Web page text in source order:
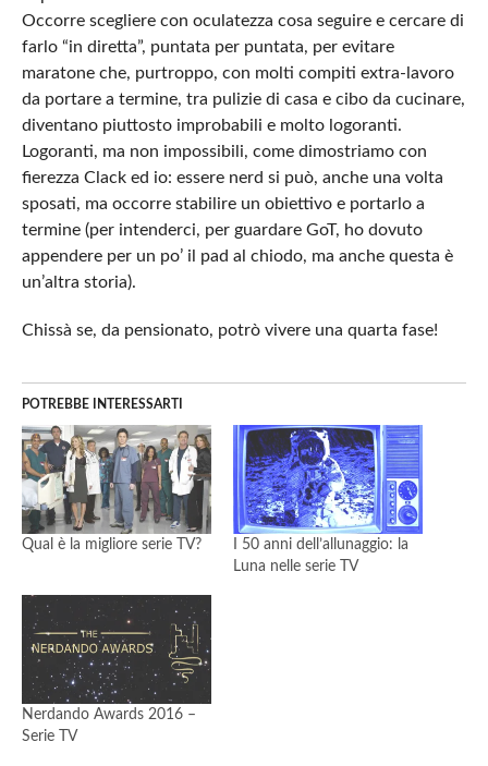
Occorre scegliere con oculatezza cosa seguire e cercare di
farlo “in diretta”, puntata per puntata, per evitare
maratone che, purtroppo, con molti compiti extra-lavoro
da portare a termine, tra pulizie di casa e cibo da cucinare,
diventano piuttosto improbabili e molto logoranti.
Logoranti, ma non impossibili, come dimostriamo con
fierezza Clack ed io: essere nerd si può, anche una volta
sposati, ma occorre stabilire un obiettivo e portarlo a
termine (per intenderci, per guardare GoT, ho dovuto
appendere per un po’ il pad al chiodo, ma anche questa è
un’altra storia).
Chissà se, da pensionato, potrò vivere una quarta fase!
POTREBBE INTERESSARTI
Qual è la migliore serie TV?
I 50 anni dell’allunaggio: la
Luna nelle serie TV
Nerdando Awards 2016 –
Serie TV